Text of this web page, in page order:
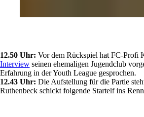
12.50 Uhr: Vor dem Rückspiel hat FC-Profi
Interview seinen ehemaligen Jugendclub
Erfahrung in der Youth League gesprochen.
12.43 Uhr: Die Aufstellung für die Partie
Ruthenbeck schickt folgende Startelf ins